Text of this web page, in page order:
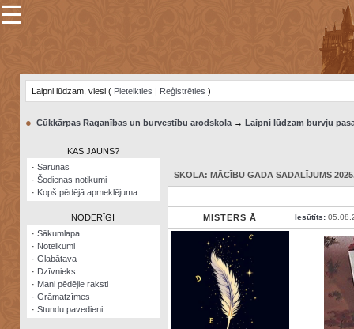
×
Šodienas
notikumi
Visatcera
almanahs
Arhīvs
☰
Laipni lūdzam, viesi ( Pieteikties | Reģistrēties )
● Cūkkārpas Raganības un burvestību arodskola→ Laipni lūdzam burvju
KAS JAUNS?
· Sarunas
· Šodienas notikumi
· Kopš pēdējā apmeklējuma
NODERĪGI
· Sākumlapa
· Noteikumi
· Glabātava
· Dzīvnieks
· Mani pēdējie raksti
· Grāmatzīmes
· Stundu pavedieni
SKOLA: MĀCĪBU GADA SADALĪJUMS
MISTERS Ā Iesūtīts: